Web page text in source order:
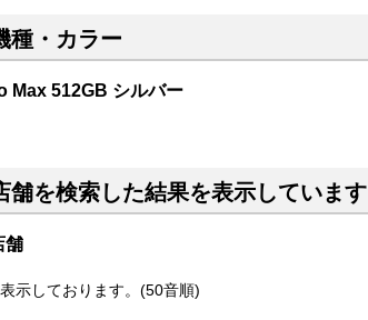
種・カラー
Max 512GB シルバー
舗を検索した結果を表示しています
舗
示しております。(50音順)